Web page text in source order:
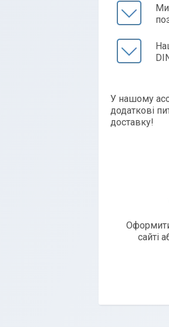
Ми
У нашому
додаткові
доставку!
сайті